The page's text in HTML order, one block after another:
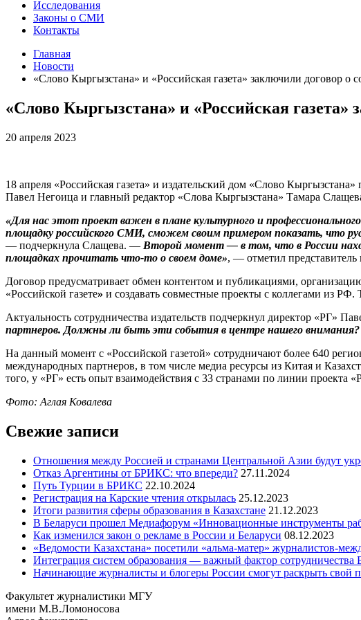
Исследования
Законы о СМИ
Контакты
Главная
Новости
«Слово Кыргызстана» и «Российская газета» заключили договор о
«Слово Кыргызстана» и «Российская газета»
20 апреля 2023
18 апреля «Российская газета» и издательский дом «Слово
Павел Негоица и главный редактор «Слова Кыргызстана» Тамара
«Для нас этот проект важен в плане культурного и
площадку российского СМИ, сможем своим примером показать, что
— подчеркнула Слащева. — Второй момент — в том, что в России
площадках прочитать что-то о своем доме», — отметил представитель
Договор предусматривает обмен контентом и публикациями,
«Российской газете» и создавать совместные проекты с коллегами из
Актуальность сотрудничества издательств подчеркнул директор «РГ»
партнеров. Должны ли быть эти события в центре нашего
На данный момент с «Российской газетой» сотрудничают более 640
международных партнеров, в том числе медиа ресурсы из Китая и
того, у «РГ» есть опыт взаимодействия с 33 странами по линии
Фото: Аглая Ковалева
Свежие записи
Отношения между Россией и странами Центральной Азии будут
Отказ Аргентины от БРИКС: что впереди? 27.11.2024
Путь Турции в БРИКС 22.10.2024
Регистрация на Карские чтения открылась 25.12.2023
Итоги развития сферы образования в Казахстане 21.12.2023
В Беларуси прошел Медиафорум «Инновационные инструменты
Как изменился закон о рекламе в России и Беларуси 08.12.2023
«Ведомости Казахстана» посетили «альма-матер» журналистов-
Интеграция систем образования — важный фактор сотрудничества
Начинающие журналисты и блогеры России смогут раскрыть свой
Факультет журналистики МГУ
имени М.В.Ломоносова